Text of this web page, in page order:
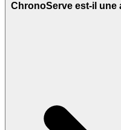
ChronoServe est-il une